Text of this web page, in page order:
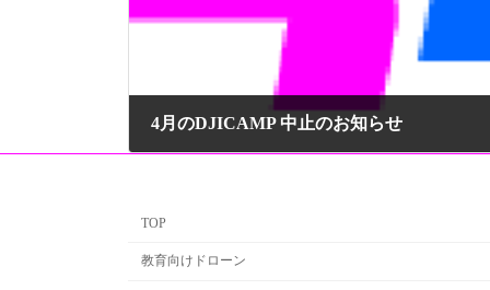
4月のDJICAMP 中止のお知らせ
TOP
教育向けドローン